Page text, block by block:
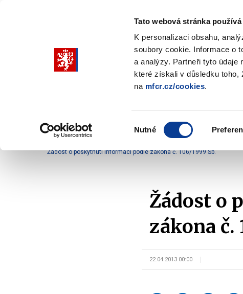
Tato webová stránka
K personalizaci obsahu,
soubory cookie. Informace o
a analýzy. Partneři tyto údaje
které získali v důsledku toho,
na mfcr.cz/cookies.
Nutné
submenu
Služby veřejnosti
Žádost o poskytnutí informací podle zákona č. 106/1999 Sb.
Žádost o
zákona č.
22.04.2013 00:00